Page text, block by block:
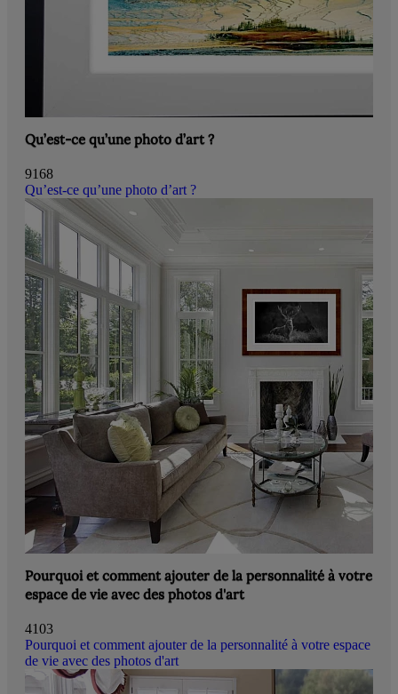
Qu’est-ce qu’une photo d’art ?
9168
Qu’est-ce qu’une photo d’art ?
Pourquoi et comment ajouter de la personnalité à votre
espace de vie avec des photos d'art
4103
Pourquoi et comment ajouter de la personnalité à votre espace
de vie avec des photos d'art